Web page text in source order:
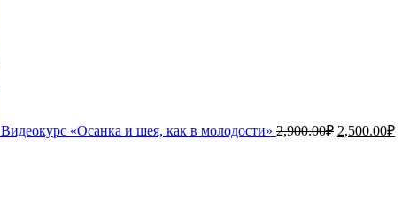
Видеокурс «Осанка и шея, как в молодости» 2,900.00₽ 2,500.00₽